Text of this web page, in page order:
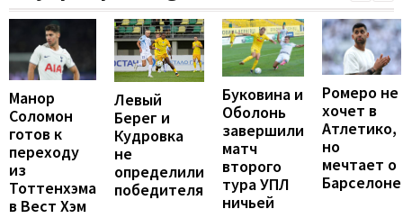
Манор
Соломон
готов к
переходу
из
Тоттенхэма
в Вест Хэм
Левый
Берег и
Кудровка
не
определили
победителя
Буковина и
Оболонь
завершили
матч
второго
тура УПЛ
ничьей
Ромеро не
хочет в
Атлетико,
но
мечтает о
Барселоне